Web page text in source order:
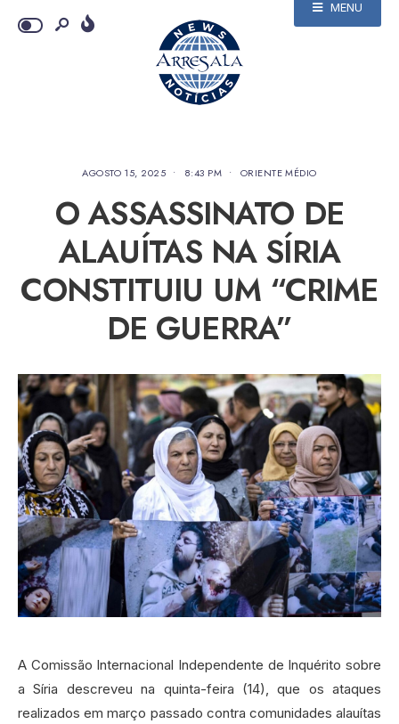
MENU
AGOSTO 15, 2025 • 8:43 PM • ORIENTE MÉDIO
O ASSASSINATO DE
ALAUÍTAS NA SÍRIA
CONSTITUIU UM “CRIME
DE GUERRA”
A Comissão Internacional Independente de Inquérito sobre
a Síria descreveu na quinta-feira (14), que os ataques
realizados em março passado contra comunidades alauítas